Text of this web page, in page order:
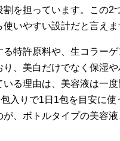
を担っています。この2
いやすい設計だと言えま
特許原料や、生コラー
、美白だけでなく保湿
る理由は、美容液は一
入りで1日1包を目安に使
、ボトルタイプの美容液